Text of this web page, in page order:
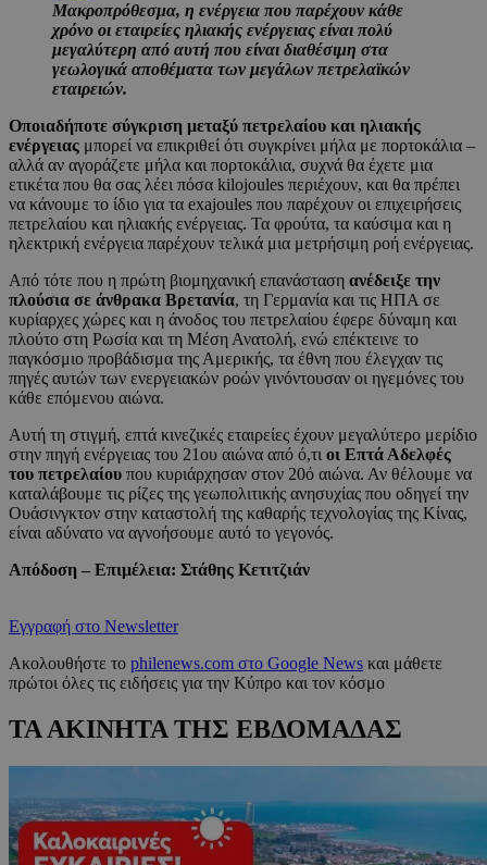
Μακροπρόθεσμα, η ενέργεια που παρέχουν κάθε
χρόνο οι εταιρείες ηλιακής ενέργειας είναι πολύ
μεγαλύτερη από αυτή που είναι διαθέσιμη στα
γεωλογικά αποθέματα των μεγάλων πετρελαϊκών
εταιρειών.
Οποιαδήποτε σύγκριση μεταξύ πετρελαίου και ηλιακής
ενέργειας μπορεί να επικριθεί ότι συγκρίνει μήλα με πορτοκάλια –
αλλά αν αγοράζετε μήλα και πορτοκάλια, συχνά θα έχετε μια
ετικέτα που θα σας λέει πόσα kilojoules περιέχουν, και θα πρέπει
να κάνουμε το ίδιο για τα exajoules που παρέχουν οι επιχειρήσεις
πετρελαίου και ηλιακής ενέργειας. Τα φρούτα, τα καύσιμα και η
ηλεκτρική ενέργεια παρέχουν τελικά μια μετρήσιμη ροή ενέργειας.
Από τότε που η πρώτη βιομηχανική επανάσταση ανέδειξε την
πλούσια σε άνθρακα Βρετανία, τη Γερμανία και τις ΗΠΑ σε
κυρίαρχες χώρες και η άνοδος του πετρελαίου έφερε δύναμη και
πλούτο στη Ρωσία και τη Μέση Ανατολή, ενώ επέκτεινε το
παγκόσμιο προβάδισμα της Αμερικής, τα έθνη που έλεγχαν τις
πηγές αυτών των ενεργειακών ροών γινόντουσαν οι ηγεμόνες του
κάθε επόμενου αιώνα.
Αυτή τη στιγμή, επτά κινεζικές εταιρείες έχουν μεγαλύτερο μερίδιο
στην πηγή ενέργειας του 21ου αιώνα από ό,τι οι Επτά Αδελφές
του πετρελαίου που κυριάρχησαν στον 20ό αιώνα. Αν θέλουμε να
καταλάβουμε τις ρίζες της γεωπολιτικής ανησυχίας που οδηγεί την
Ουάσινγκτον στην καταστολή της καθαρής τεχνολογίας της Κίνας,
είναι αδύνατο να αγνοήσουμε αυτό το γεγονός.
Απόδοση – Επιμέλεια: Στάθης Κετιτζιάν
Εγγραφή στο Newsletter
Ακολουθήστε το philenews.com στο Google News και μάθετε
πρώτοι όλες τις ειδήσεις για την Κύπρο και τον κόσμο
ΤΑ ΑΚΙΝΗΤΑ ΤΗΣ ΕΒΔΟΜΑΔΑΣ